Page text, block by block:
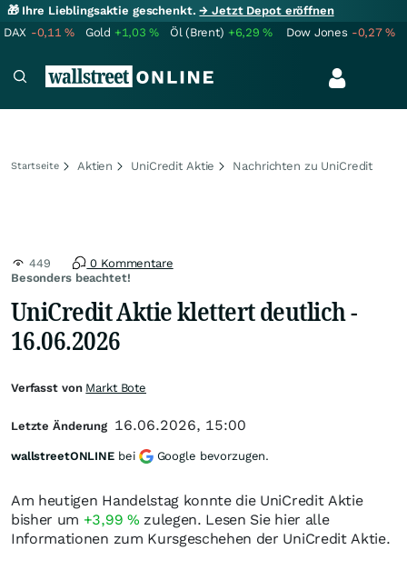
🎁 Ihre Lieblingsaktie geschenkt.→ Jetzt Depot eröffnen
DAX -0,11% Gold +1,03% Öl (Brent) +6,29% Dow Jones -0,27%
Startseite Aktien UniCredit Aktie Nachrichten zu UniCredit
Besonders beachtet!
449 0 Kommentare
UniCredit Aktie klettert deutlich -
16.06.2026
Am heutigen Handelstag konnte die UniCredit Aktie
bisher um +3,99 % zulegen. Lesen Sie hier alle
Informationen zum Kursgeschehen der UniCredit Aktie.
Verfasst von Markt Bote
Letzte Änderung 16.06.2026, 15:00
wallstreetONLINE bei Google bevorzugen.